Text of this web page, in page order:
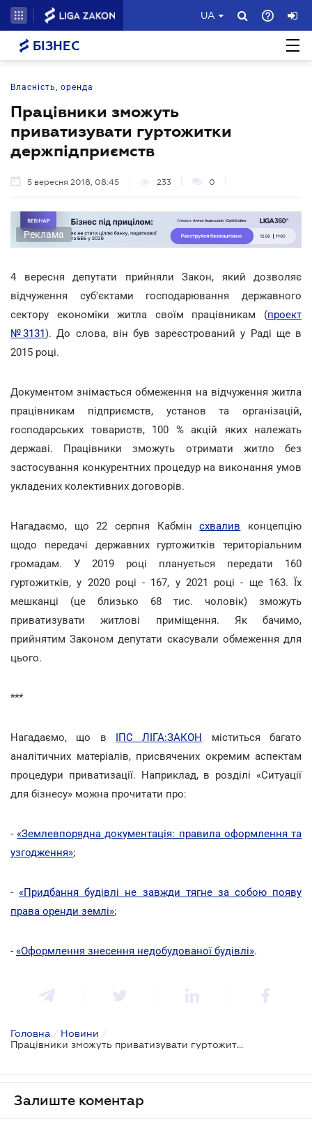
UA
БІЗНЕС
Власність, оренда
Працівники зможуть
приватизувати гуртожитки
держпідприємств
5 вересня 2018, 08:45 233 0
Реклама
4 вересня депутати прийняли Закон, який дозволяє
відчуження суб'єктами господарювання державного
сектору економіки житла своїм працівникам (проект
№3131). До слова, він був зареєстрований у Раді ще в
2015 році.
Документом знімається обмеження на відчуження житла
працівникам підприємств, установ та організацій,
господарських товариств, 100 % акцій яких належать
державі. Працівники зможуть отримати житло без
застосування конкурентних процедур на виконання умов
укладених колективних договорів.
Нагадаємо, що 22 серпня Кабмінсхвалив концепцію
щодо передачі державних гуртожитків територіальним
громадам. У 2019 році планується передати 160
гуртожитків, у 2020 році - 167, у 2021 році - ще 163. Їх
мешканці (це близько 68 тис. чоловік) зможуть
приватизувати житлові приміщення. Як бачимо,
прийнятим Законом депутати скасували обмеження для
цього.
***
Нагадаємо, що в ІПС ЛІГА:ЗАКОН міститься багато
аналітичних матеріалів, присвячених окремим аспектам
процедури приватизації. Наприклад, в розділі «Ситуації
для бізнесу» можна прочитати про:
- «Землевпорядна документація: правила оформлення та
узгодження»;
- «Придбання будівлі не завжди тягне за собою появу
права оренди землі»;
- «Оформлення знесення недобудованої будівлі».
Головна / Новини /
Працівники зможуть приватизувати гуртожитки держпідприємств
Залиште коментар